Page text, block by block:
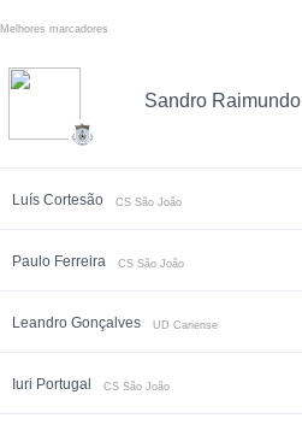
Melhores marcadores
Sandro Raimundo
Luís Cortesão CS São João
Paulo Ferreira CS São João
Leandro Gonçalves UD Cariense
Iuri Portugal CS São João